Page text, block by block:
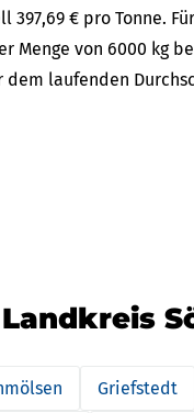
397,69 € pro Tonne.
Menge von 6000 kg
dem laufenden
Griefstedt